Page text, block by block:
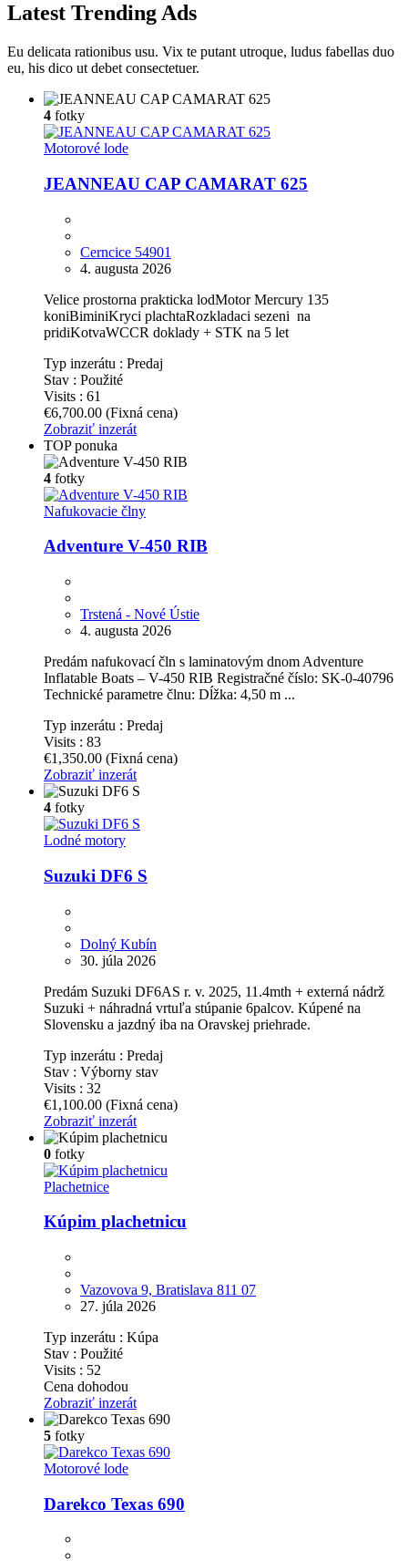
Latest TrendingAds
Eu delicata rationibus usu. Vix te putant utroque, ludus fabellas duo
eu, his dico ut debet consectetuer.
4 fotky
Motorové lode
JEANNEAU CAP CAMARAT 625
Cerncice 54901
4. augusta 2026
Velice prostorna prakticka lodMotor Mercury 135
koniBiminiKryci plachtaRozkladaci sezeni na
pridiKotvaWCCR doklady + STK na 5 let
Typ inzerátu : Predaj
Stav : Použité
Visits : 61
€6,700.00 (Fixná cena)
Zobraziť inzerát
TOP ponuka
4 fotky
Nafukovacie člny
Adventure V-450 RIB
Trstená - Nové Ústie
4. augusta 2026
Predám nafukovací čln s laminatovým dnom Adventure
Inflatable Boats – V-450 RIB Registračné číslo: SK-0-40796
Technické parametre člnu: Dĺžka: 4,50 m ...
Typ inzerátu : Predaj
Visits : 83
€1,350.00 (Fixná cena)
Zobraziť inzerát
4 fotky
Lodné motory
Suzuki DF6 S
Dolný Kubín
30. júla 2026
Predám Suzuki DF6AS r. v. 2025, 11.4mth + externá nádrž
Suzuki + náhradná vrtuľa stúpanie 6palcov. Kúpené na
Slovensku a jazdný iba na Oravskej priehrade.
Typ inzerátu : Predaj
Stav : Výborny stav
Visits : 32
€1,100.00 (Fixná cena)
Zobraziť inzerát
0 fotky
Plachetnice
Kúpim plachetnicu
Vazovova 9, Bratislava 811 07
27. júla 2026
Typ inzerátu : Kúpa
Stav : Použité
Visits : 52
Cena dohodou
Zobraziť inzerát
5 fotky
Motorové lode
Darekco Texas 690